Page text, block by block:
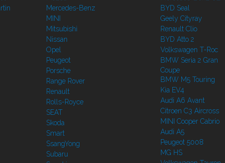
Mercedes-Benz
MINI
Mitsubishi
Nissan
Opel
Peugeot
Porsche
Range Rover
Renault
Rolls-Royce
SEAT
Skoda
Smart
SsangYong
Subaru
BYD Seal
Geely Cityray
Renault Clio
BYD Atto 2
Volkswagen T-Roc
BMW Seria 2 Gran
Coupe
BMW M5 Touring
Kia EV4
Audi A6 Avant
Citroen C3 Aircross
MINI Cooper Cabrio
Audi A5
Peugeot 5008
MG HS